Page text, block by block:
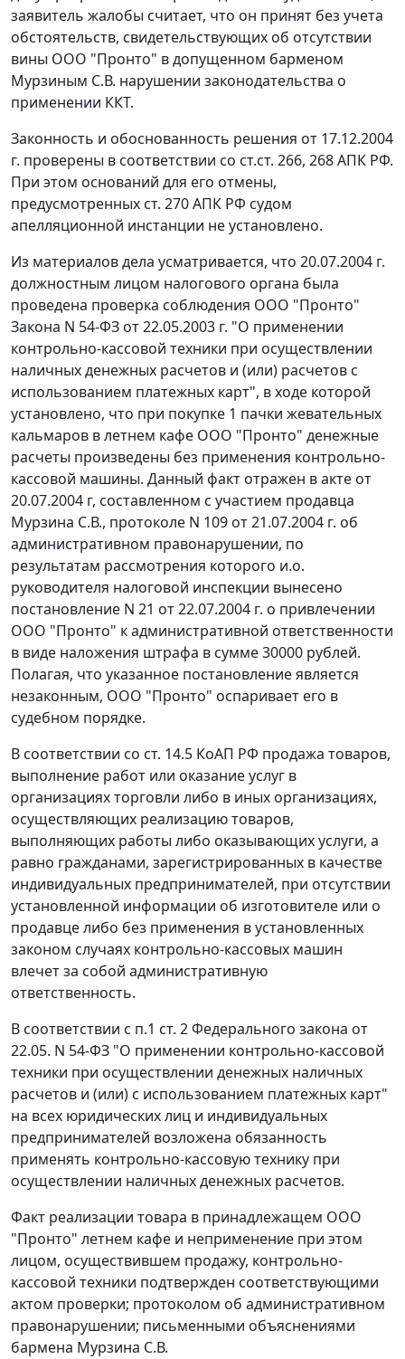
заявитель жалобы считает, что он принят без учета
обстоятельств, свидетельствующих об отсутствии
вины ООО "Пронто" в допущенном барменом
Мурзиным С.В. нарушении законодательства о
применении ККТ.
Законность и обоснованность решения от 17.12.2004
г. проверены в соответствии со ст.ст. 266, 268АПК РФ.
При этом оснований для его отмены,
предусмотренных ст. 270АПК РФ судом
апелляционной инстанции не установлено.
Из материалов дела усматривается, что 20.07.2004 г.
должностным лицом налогового органа была
проведена проверка соблюдения ООО "Пронто"
Закона N 54-ФЗ от 22.05.2003 г. "О применении
контрольно-кассовой техники при осуществлении
наличных денежных расчетов и (или) расчетов с
использованием платежных карт", в ходе которой
установлено, что при покупке 1 пачки жевательных
кальмаров в летнем кафе ООО "Пронто" денежные
расчеты произведены без применения контрольно-
кассовой машины. Данный факт отражен в акте от
20.07.2004 г, составленном с участием продавца
Мурзина С.В., протоколе N 109 от 21.07.2004 г. об
административном правонарушении, по
результатам рассмотрения которого и.о.
руководителя налоговой инспекции вынесено
постановление N 21 от 22.07.2004 г. о привлечении
ООО "Пронто" к административной ответственности
в виде наложения штрафа в сумме 30000 рублей.
Полагая, что указанное постановление является
незаконным, ООО "Пронто" оспаривает его в
судебном порядке.
В соответствии со ст. 14.5 КоАП РФ продажа товаров,
выполнение работ или оказание услуг в
организациях торговли либо в иных организациях,
осуществляющих реализацию товаров,
выполняющих работы либо оказывающих услуги, а
равно гражданами, зарегистрированных в качестве
индивидуальных предпринимателей, при отсутствии
установленной информации об изготовителе или о
продавце либо без применения в установленных
законом случаях контрольно-кассовых машин
влечет за собой административную
ответственность.
В соответствии с п.1 ст. 2Федерального закона от
22.05. N 54-ФЗ "О применении контрольно-кассовой
техники при осуществлении денежных наличных
расчетов и (или) с использованием платежных карт"
на всех юридических лиц и индивидуальных
предпринимателей возложена обязанность
применять контрольно-кассовую технику при
осуществлении наличных денежных расчетов.
Факт реализации товара в принадлежащем ООО
"Пронто" летнем кафе и неприменение при этом
лицом, осуществившем продажу, контрольно-
кассовой техники подтвержден соответствующими
актом проверки; протоколом об административном
правонарушении; письменными объяснениями
бармена Мурзина С.В.